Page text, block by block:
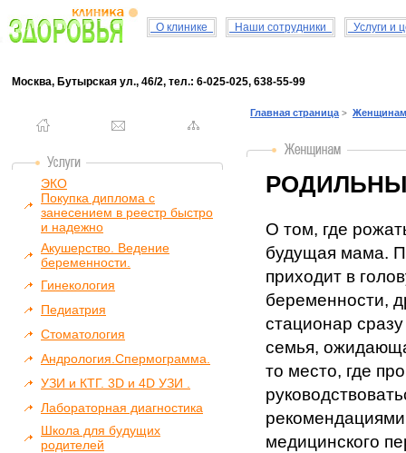
О клинике Наши сотрудники Услуги и
Москва, Бутырская ул., 46/2, тел.: 6-025-025, 638-55-99
ЭКО
Покупка диплома с
занесением в реестр быстро
и надежно
Акушерство. Ведение
беременности.
Гинекология
Педиатрия
Стоматология
Андрология.Спермограмма.
УЗИ и КТГ. 3D и 4D УЗИ .
Лабораторная диагностика
Школа для будущих
родителей
Главная страница > Женщинам
О том, где
будущая мама.
приходит в
беременности,
стационар
семья,
то место, где
медицинского